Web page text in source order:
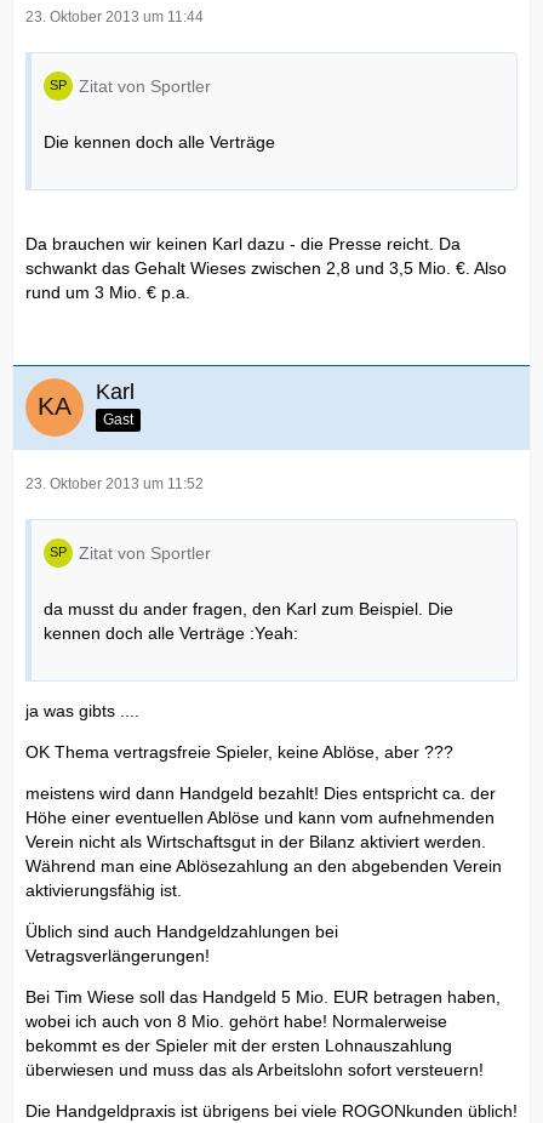
23. Oktober 2013 um 11:44
Zitat von Sportler
Die kennen doch alle Verträge
Da brauchen wir keinen Karl dazu - die Presse reicht. Da
schwankt das Gehalt Wieses zwischen 2,8 und 3,5 Mio. €. Also
rund um 3 Mio. € p.a.
Karl
Gast
23. Oktober 2013 um 11:52
Zitat von Sportler
da musst du ander fragen, den Karl zum Beispiel. Die
kennen doch alle Verträge :Yeah:
ja was gibts ....
OK Thema vertragsfreie Spieler, keine Ablöse, aber ???
meistens wird dann Handgeld bezahlt! Dies entspricht ca. der
Höhe einer eventuellen Ablöse und kann vom aufnehmenden
Verein nicht als Wirtschaftsgut in der Bilanz aktiviert werden.
Während man eine Ablösezahlung an den abgebenden Verein
aktivierungsfähig ist.
Üblich sind auch Handgeldzahlungen bei
Vetragsverlängerungen!
Bei Tim Wiese soll das Handgeld 5 Mio. EUR betragen haben,
wobei ich auch von 8 Mio. gehört habe! Normalerweise
bekommt es der Spieler mit der ersten Lohnauszahlung
überwiesen und muss das als Arbeitslohn sofort versteuern!
Die Handgeldpraxis ist übrigens bei viele ROGONkunden üblich!